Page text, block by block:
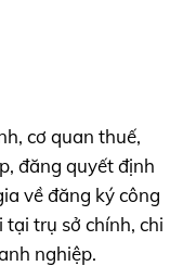
cơ quan thuế,
đăng quyết định
về đăng ký công
trụ sở chính, chi
nghiệp.